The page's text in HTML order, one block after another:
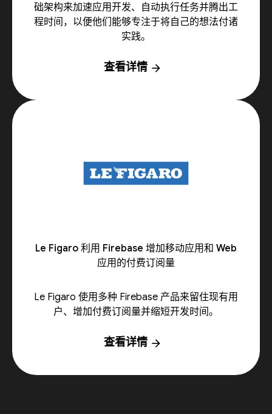
础架构来加速应用开发、自动执行任务并腾出工
程时间，以便他们能够专注于将自己的想法付诸
实践。
查看详情 arrow_forward
Le Figaro 利用 Firebase 增加移动应用和 Web
应用的付费订阅量
Le Figaro 使用多种 Firebase 产品来留住现有用
户、增加付费订阅量并缩短开发时间。
查看详情 arrow_forward